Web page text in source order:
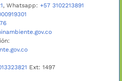
, Whatsapp: +57 3102213891
Ext: 1497